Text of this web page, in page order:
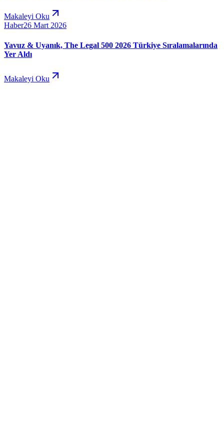
Makaleyi Oku
Haber26 Mart 2026
Yavuz & Uyanık, The Legal 500 2026 Türkiye Sıralamalarında
Yer Aldı
Makaleyi Oku